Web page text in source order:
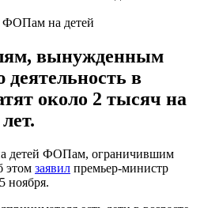
на детей
вынужденным
деятельность в
около 2 тысяч на
детей ФОПам, ограничившим
этом заявил премьер-министр
ноября.